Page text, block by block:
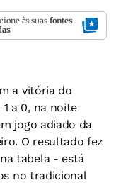
às suas fontes
a vitória do
a 0, na noite
jogo adiado da
O resultado fez
tabela - está
no tradicional